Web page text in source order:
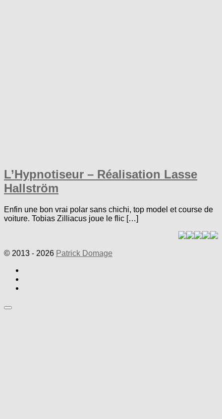
L’Hypnotiseur – Réalisation Lasse
Hallström
Enfin une bon vrai polar sans chichi, top model et course de
voiture. Tobias Zilliacus joue le flic […]
© 2013 - 2026 Patrick Domage